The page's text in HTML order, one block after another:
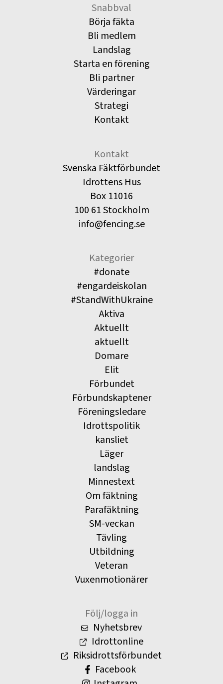
Snabbval
Börja fäkta
Bli medlem
Landslag
Starta en förening
Bli partner
Värderingar
Strategi
Kontakt
Kontakt
Svenska Fäktförbundet
Idrottens Hus
Box 11016
100 61 Stockholm
info@fencing.se
Kategorier
#donate
#engardeiskolan
#StandWithUkraine
Aktiva
Aktuellt
aktuellt
Domare
Elit
Förbundet
Förbundskaptener
Föreningsledare
Idrottspolitik
kansliet
Läger
landslag
Minnestext
Om fäktning
Parafäktning
SM-veckan
Tävling
Utbildning
Veteran
Vuxenmotionärer
Följ/logga in
Nyhetsbrev
Idrottonline
Riksidrottsförbundet
Facebook